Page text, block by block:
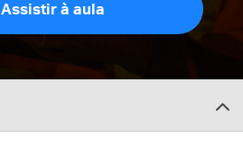
Assistir à aula